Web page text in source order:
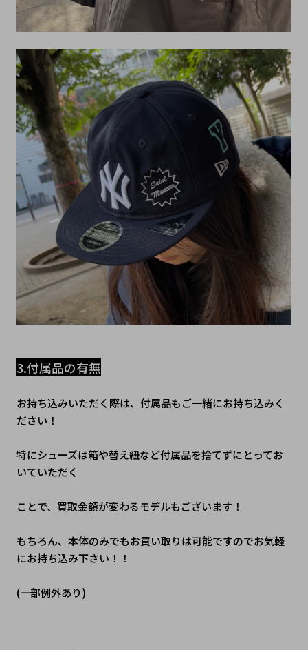
3.付属品の有無
お持ち込みいただく際は、付属品もご一緒にお持ち込みく
ださい！
特にシューズは箱や替え紐など付属品を捨てずにとってお
いていただく
ことで、買取金額が変わるモデルもございます！
もちろん、本体のみでもお買い取りは可能ですのでお気軽
にお持ち込み下さい！！
﻿(一部例外あり)